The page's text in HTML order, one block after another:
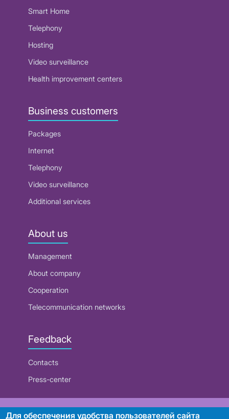
Smart Home
Telephony
Hosting
Video surveillance
Health improvement centers
Business customers
Packages
Internet
Telephony
Video surveillance
Additional services
About us
Management
About company
Cooperation
Telecommunication networks
Feedback
Contacts
Press-center
RUE "Beltelecom"
Для обеспечения удобства пользователей сайта